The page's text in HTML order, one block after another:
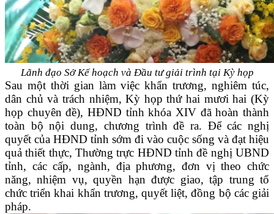
Lãnh đạo Sở Kế hoạch và Đầu tư giải trình tại Kỳ họp
Sau một thời gian làm việc khẩn trương, nghiêm túc,
dân chủ và trách nhiệm, Kỳ họp thứ hai mươi hai (Kỳ
họp chuyên đề), HĐND tỉnh khóa XIV đã hoàn thành
toàn bộ nội dung, chương trình đề ra. Để các nghị
quyết của HĐND tỉnh sớm đi vào cuộc sống và đạt hiệu
quả thiết thực, Thường trực HĐND tỉnh đề nghị UBND
tỉnh, các cấp, ngành, địa phương, đơn vị theo chức
năng, nhiệm vụ, quyền hạn được giao, tập trung tổ
chức triển khai khẩn trương, quyết liệt, đồng bộ các giải
pháp.